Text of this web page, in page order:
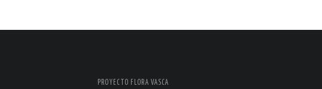
PROYECTO FLORA VASCA